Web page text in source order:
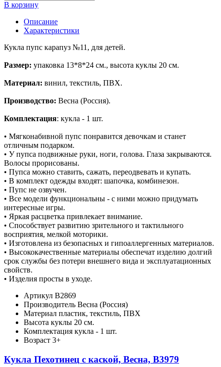
В корзину
Описание
Характеристики
Кукла пупс карапуз №11, для детей.
Размер: упаковка 13*8*24 см., высота куклы 20 см.
Материал: винил, текстиль, ПВХ.
Производство: Весна (Россия).
Комплектация: кукла - 1 шт.
• Мягконабивной пупс понравится девочкам и станет
отличным подарком.
• У пупса подвижные руки, ноги, голова. Глаза закрываются.
Волосы прорисованы.
• Пупса можно ставить, сажать, переодвевать и купать.
• В комплект одежды входят: шапочка, комбинезон.
• Пупс не озвучен.
• Все модели функциональны - с ними можно придумать
интересные игры.
• Яркая расцветка привлекает внимание.
• Способствует развитию зрительного и тактильного
восприятия, мелкой моторики.
• Изготовлена из безопасных и гипоаллергенных материалов.
• Высококачественные материалы обеспечат изделию долгий
срок службы без потери внешнего вида и эксплуатационных
свойств.
• Изделия просты в уходе.
Артикул В2869
Производитель Весна (Россия)
Материал пластик, текстиль, ПВХ
Высота куклы 20 см.
Комплектация кукла - 1 шт.
Возраст 3+
Кукла Пехотинец с каской, Весна, В3979